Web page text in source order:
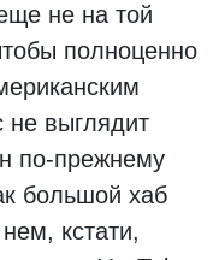
не на той
полноценно
не выглядит
по-прежнему
большой хаб
кстати,